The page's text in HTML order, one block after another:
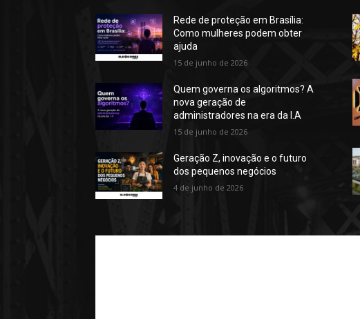
Rede de proteção em Brasília:
Como mulheres podem obter
ajuda
15 de junho de 2026
Quem governa os algoritmos? A
nova geração de
administradores na era da I.A
15 de junho de 2026
Geração Z, inovação e o futuro
dos pequenos negócios
4 de junho de 2026